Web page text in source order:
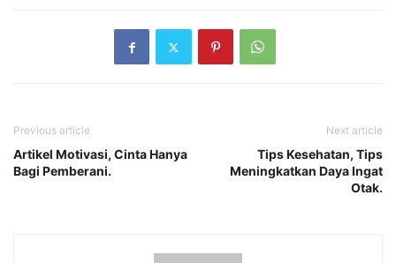
Previous article
Artikel Motivasi, Cinta Hanya
Bagi Pemberani.
Next article
Tips Kesehatan, Tips
Meningkatkan Daya Ingat
Otak.